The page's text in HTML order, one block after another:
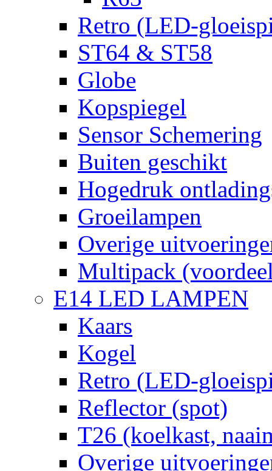
Retro (LED-
ST64 & ST58
Globe
Kopspiegel
Sensor Schemering
Buiten geschikt
Hogedruk
Groeilampen
Overige
Multipack
E14 LED LAMPEN
Kaars
Kogel
Retro (LED-
Reflector (spot)
T26 (koelkast,
Overige